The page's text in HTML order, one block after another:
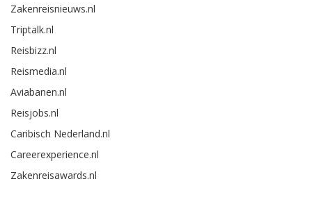
Zakenreisnieuws.nl
Triptalk.nl
Reisbizz.nl
Reismedia.nl
Aviabanen.nl
Reisjobs.nl
Caribisch Nederland.nl
Careerexperience.nl
Zakenreisawards.nl